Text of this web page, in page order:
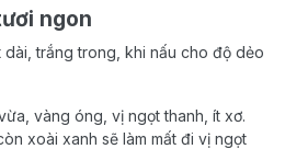
ngon
dài, trắng trong, khi nấu cho độ dẻo
vàng óng, vị ngọt thanh, ít xơ.
xoài xanh sẽ làm mất đi vị ngọt